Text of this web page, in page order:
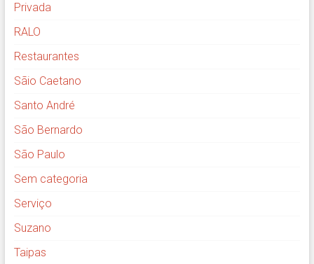
Privada
RALO
Restaurantes
Sãio Caetano
Santo André
São Bernardo
São Paulo
Sem categoria
Serviço
Suzano
Taipas